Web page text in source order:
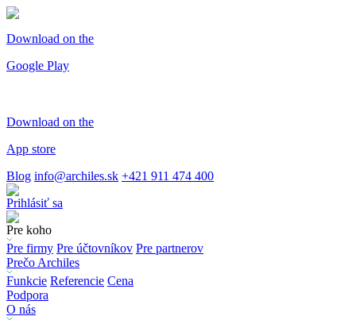
Download on the
Google Play
Download on the
App store
Blog info@archiles.sk +421 911 474 400
Prihlásiť sa
Pre koho
Pre firmy Pre účtovníkov Pre partnerov
Prečo Archiles
Funkcie Referencie Cena
Podpora
O nás